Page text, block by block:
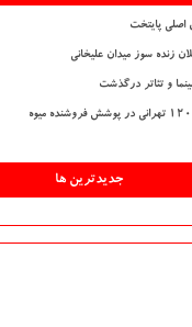
پایتخت
زنده سوز میدان علیخانی
و تئاتر درگذشت
جدیدترین ها